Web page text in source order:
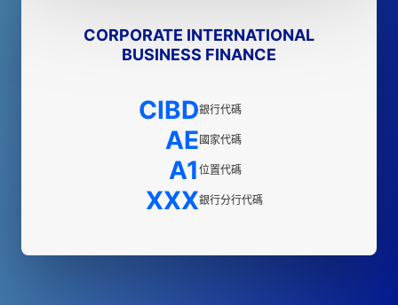
CORPORATE INTERNATIONAL
BUSINESS FINANCE
CIBD銀行代碼
AE國家代碼
A1 位置代碼
XXX銀行分行代碼